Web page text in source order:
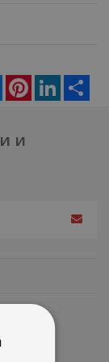
MessengerPinterestLinkedIn
и